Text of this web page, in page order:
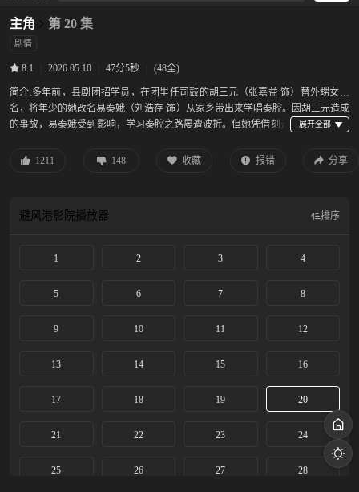
主角 第 20 集
剧情
8.1 2026.05.10 47分5秒 (48全)
简介:多年前，县剧团招学员，在团里任司鼓的胡三元（张嘉益 饰）替外甥女报
名，将年少的她改名易秦娥（刘浩存 饰）从家乡带出来学唱秦腔。因胡三元造成
的事故，易秦娥受到影响，学习秦腔之路屡遭波折。但她凭借刻苦
上音惊四座，后改名忆秦娥被调入省秦腔团。 她勤学苦练，在台上的演出屡获成
1211 148 收藏 报错 分享
避风港影院播放器 排序
1 2 3 4
5 6 7 8
9 10 11 12
13 14 15 16
17 18 19 20
21 22 23 24
25 26 27 28